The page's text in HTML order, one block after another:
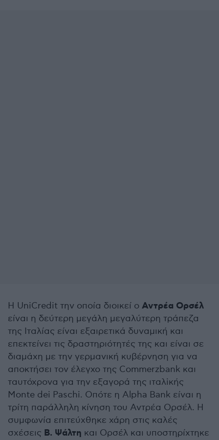
Η UniCredit την οποία διοικεί ο Αντρέα Ορσέλ
είναι η δεύτερη μεγάλη μεγαλύτερη τράπεζα
της Ιταλίας είναι εξαιρετικά δυναμική και
επεκτείνει τις δραστηριότητές της και είναι σε
διαμάχη με την γερμανική κυβέρνηση για να
αποκτήσει τον έλεγχο της Commerzbank και
ταυτόχρονα για την εξαγορά της ιταλiκής
Monte dei Paschi. Οπότε η Alpha Bank είναι η
τρίτη παράλληλη κίνηση του Αντρέα Ορσέλ. H
συμφωνία επιτεύχθηκε χάρη στις καλές
σχέσεις Β. Ψάλτη και Ορσέλ και υποστηρίχτηκε